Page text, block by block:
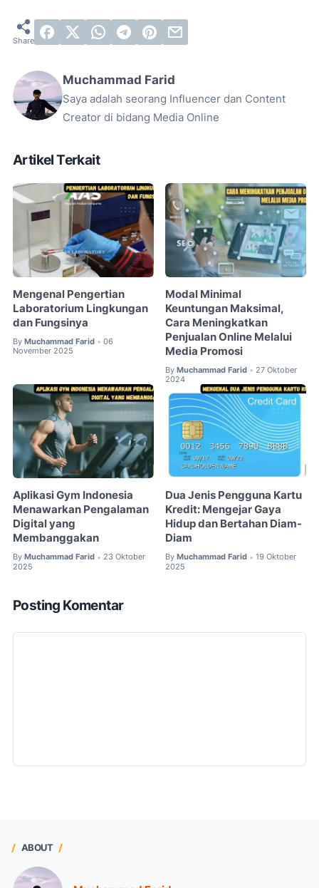
Muchammad Farid
Saya adalah seorang Influencer dan Content
Creator di bidang Media Online
Artikel Terkait
Mengenal Pengertian
Laboratorium Lingkungan
dan Fungsinya
By Muchammad Farid • 06
November 2025
Modal Minimal
Keuntungan Maksimal,
Cara Meningkatkan
Penjualan Online Melalui
Media Promosi
By Muchammad Farid • 27 Oktober
2024
Aplikasi Gym Indonesia
Menawarkan Pengalaman
Digital yang
Membanggakan
By Muchammad Farid • 23 Oktober
2025
Dua Jenis Pengguna Kartu
Kredit: Mengejar Gaya
Hidup dan Bertahan Diam-
Diam
By Muchammad Farid • 19 Oktober
2025
Posting Komentar
ABOUT